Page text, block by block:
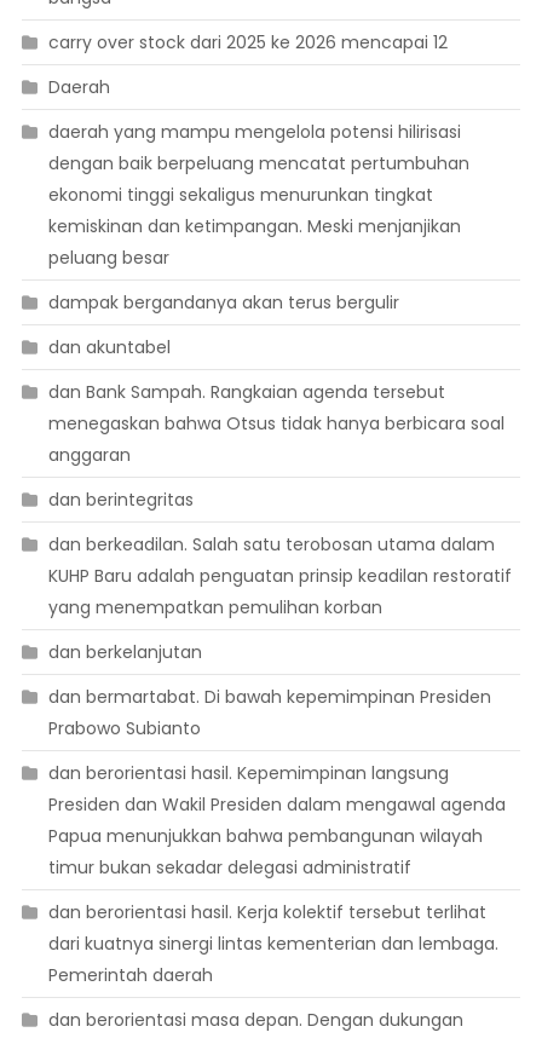
carry over stock dari 2025 ke 2026 mencapai 12
Daerah
daerah yang mampu mengelola potensi hilirisasi
dengan baik berpeluang mencatat pertumbuhan
ekonomi tinggi sekaligus menurunkan tingkat
kemiskinan dan ketimpangan. Meski menjanjikan
peluang besar
dampak bergandanya akan terus bergulir
dan akuntabel
dan Bank Sampah. Rangkaian agenda tersebut
menegaskan bahwa Otsus tidak hanya berbicara soal
anggaran
dan berintegritas
dan berkeadilan. Salah satu terobosan utama dalam
KUHP Baru adalah penguatan prinsip keadilan restoratif
yang menempatkan pemulihan korban
dan berkelanjutan
dan bermartabat. Di bawah kepemimpinan Presiden
Prabowo Subianto
dan berorientasi hasil. Kepemimpinan langsung
Presiden dan Wakil Presiden dalam mengawal agenda
Papua menunjukkan bahwa pembangunan wilayah
timur bukan sekadar delegasi administratif
dan berorientasi hasil. Kerja kolektif tersebut terlihat
dari kuatnya sinergi lintas kementerian dan lembaga.
Pemerintah daerah
dan berorientasi masa depan. Dengan dukungan